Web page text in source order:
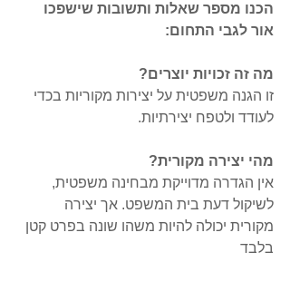
הכנו מספר שאלות ותשובות שישפכו
אור לגבי התחום:
מה זה זכויות יוצרים?
זו הגנה משפטית על יצירות מקוריות בכדי
לעודד ולטפח יצירתיות.
מהי יצירה מקורית?
אין הגדרה מדוייקת מבחינה משפטית,
לשיקול דעת בית המשפט. אך יצירה
מקורית יכולה להיות משהו שונה בפרט קטן
בלבד